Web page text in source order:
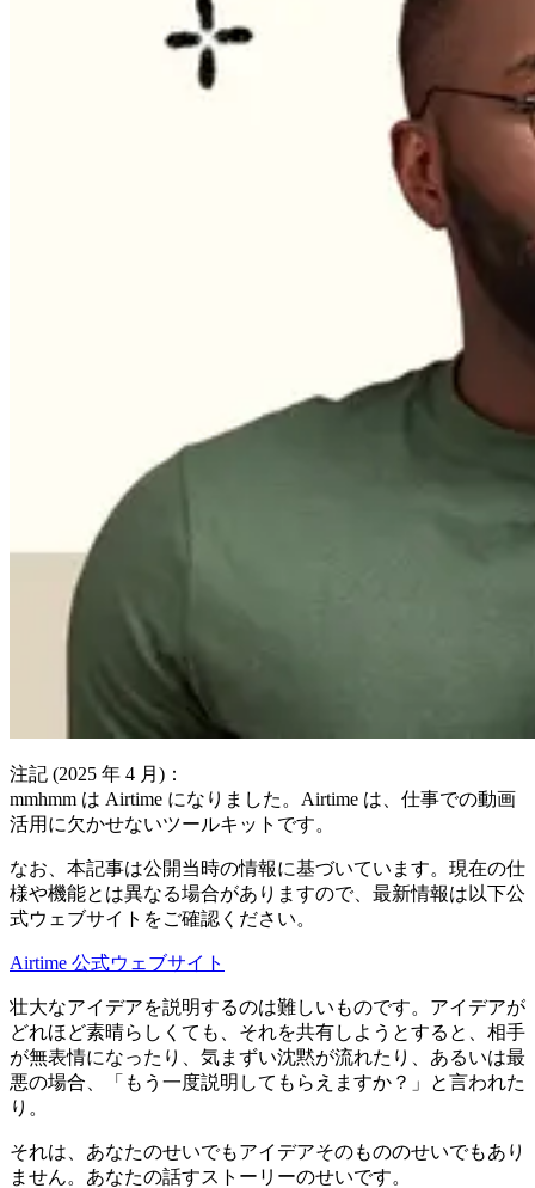
注記 (2025 年 4 月)：
mmhmm は Airtime になりました。Airtime は、仕事での動画
活用に欠かせないツールキットです。
なお、本記事は公開当時の情報に基づいています。現在の仕
様や機能とは異なる場合がありますので、最新情報は以下公
式ウェブサイトをご確認ください。
Airtime 公式ウェブサイト
壮大なアイデアを説明するのは難しいものです。アイデアが
どれほど素晴らしくても、それを共有しようとすると、相手
が無表情になったり、気まずい沈黙が流れたり、あるいは最
悪の場合、「もう一度説明してもらえますか？」と言われた
り。
それは、あなたのせいでもアイデアそのもののせいでもあり
ません。あなたの話すストーリーのせいです。